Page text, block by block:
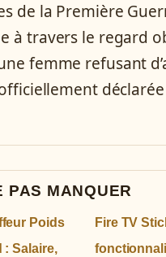
de la Première
à travers le regard
femme refusant
PAS MANQUER
Poids
: Salaire,
Fire TV